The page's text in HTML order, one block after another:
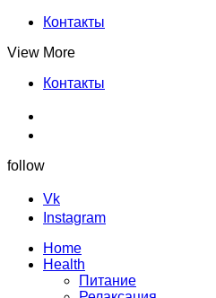
Контакты
View More
Контакты
follow
Vk
Instagram
Home
Health
Питание